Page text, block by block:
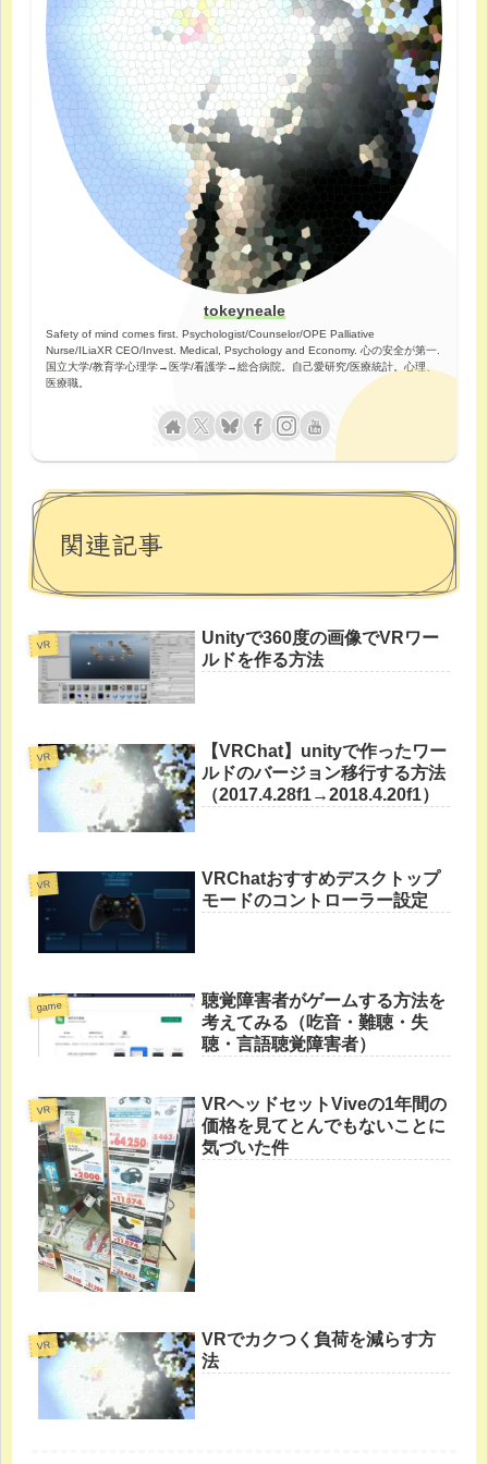
tokeyneale
Safety of mind comes first. Psychologist/Counselor/OPE Palliative
Nurse/ILiaXR CEO/Invest. Medical, Psychology and Economy. 心の安全が第一.
国立大学/教育学心理学→医学/看護学→総合病院。自己愛研究/医療統計。心理、
医療職。
関連記事
VR
Unityで360度の画像でVRワー
ルドを作る方法
VR
【VRChat】unityで作ったワー
ルドのバージョン移行する方法
（2017.4.28f1→2018.4.20f1）
VR
VRChatおすすめデスクトップ
モードのコントローラー設定
game
聴覚障害者がゲームする方法を
考えてみる（吃音・難聴・失
聴・言語聴覚障害者）
VR
VRヘッドセットViveの1年間の
価格を見てとんでもないことに
気づいた件
VR
VRでカクつく負荷を減らす方
法